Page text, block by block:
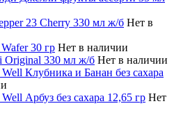
23 Cherry 330 мл ж/б Нет в
30 гр Нет в наличии
Original 330 мл ж/б Нет в наличии
Клубника и Банан без сахара
Арбуз без сахара 12,65 гр Нет